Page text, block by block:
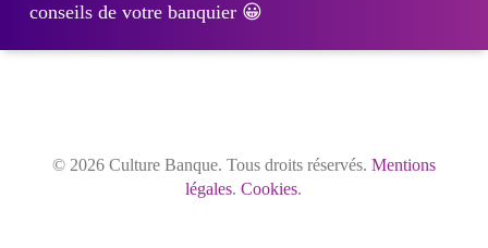
conseils de votre banquier 😀
© 2026 Culture Banque. Tous droits réservés. Mentions
légales.Cookies.